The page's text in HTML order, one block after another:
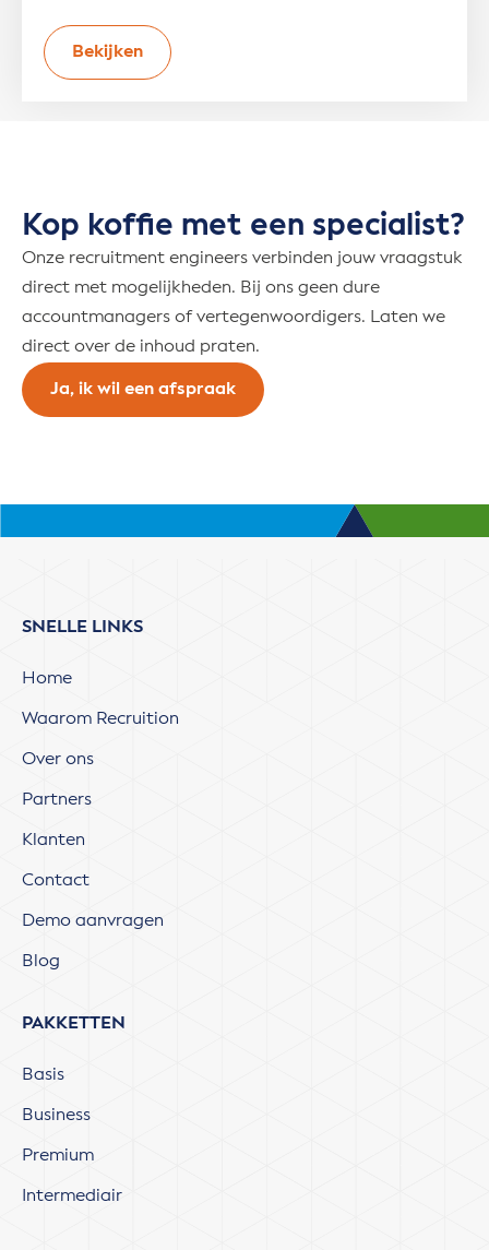
Bekijken
Kop koffie met een specialist?
Onze recruitment engineers verbinden jouw vraagstuk
direct met mogelijkheden. Bij ons geen dure
accountmanagers of vertegenwoordigers. Laten we
direct over de inhoud praten.
Ja, ik wil een afspraak
SNELLE LINKS
Home
Waarom Recruition
Over ons
Partners
Klanten
Contact
Demo aanvragen
Blog
PAKKETTEN
Basis
Business
Premium
Intermediair